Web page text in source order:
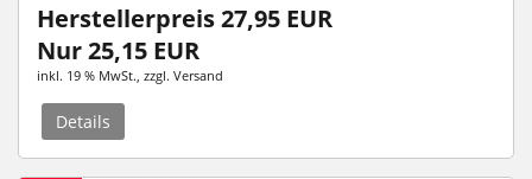
Herstellerpreis 27,95 EUR
Nur 25,15 EUR
inkl. 19 % MwSt. , zzgl. Versand
Details